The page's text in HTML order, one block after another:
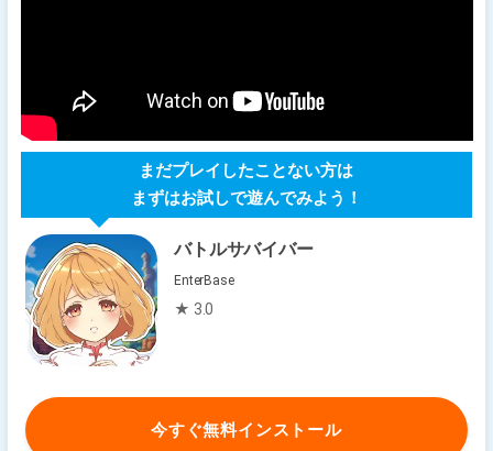
まだプレイしたことない方は
まずはお試しで遊んでみよう！
バトルサバイバー
EnterBase
★ 3.0
今すぐ無料インストール